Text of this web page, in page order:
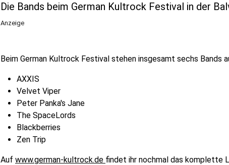
Die Bands beim German Kultrock Festival in der
Anzeige
Beim German Kultrock Festival stehen insgesamt sechs Bands
AXXIS
Velvet Viper
Peter Panka's Jane
The SpaceLords
Blackberries
Zen Trip
Auf www.german-kultrock.de findet ihr nochmal das komplette